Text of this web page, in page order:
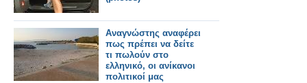
Αναγνώστης αναφέρει
πως πρέπει να δείτε
τι πωλούν στο
ελληνικό, οι ανίκανοι
πολιτικοί μας